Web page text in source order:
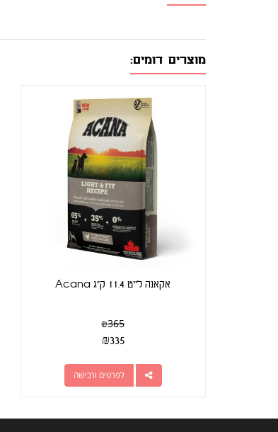
מוצרים דומים:
אקאנה לייט 11.4 ק"ג Acana
₪365
₪335
לפרטים ורכישה